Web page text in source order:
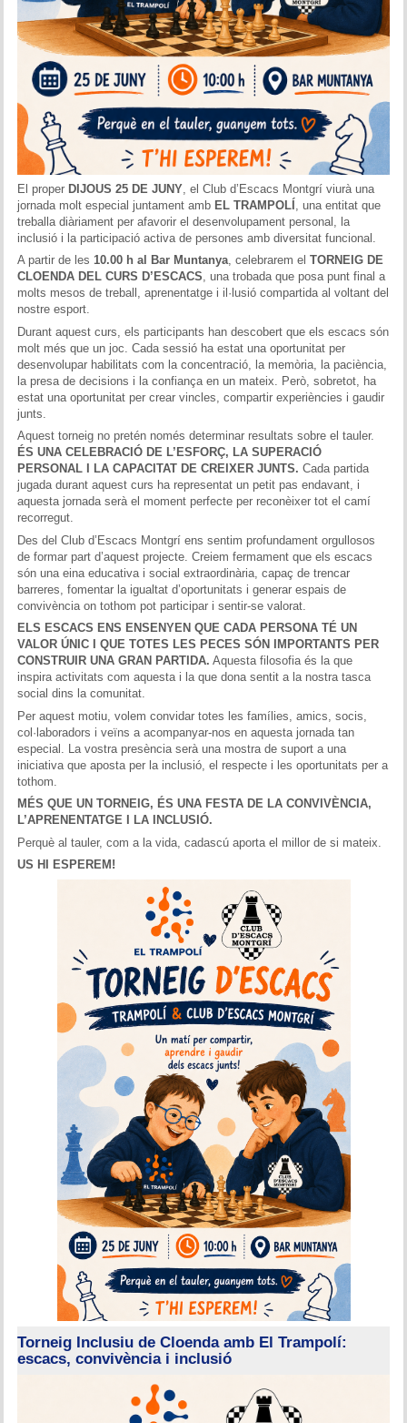
El proper DIJOUS 25 DE JUNY , el Club d’Escacs Montgrí viurà una
jornada molt especial juntament amb EL TRAMPOLÍ
, una entitat que
treballa diàriament per afavorir el desenvolupament personal, la
inclusió i la participació activa de persones amb diversitat funcional.
A partir de les 10.00 h al Bar Muntanya, celebrarem el TORNEIG DE
CLOENDA DEL CURS D’ESCACS, una trobada que posa punt final a
molts mesos de treball, aprenentatge i il·lusió compartida al voltant del
nostre esport.
Durant aquest curs, els participants han descobert que els escacs són
molt més que un joc. Cada sessió ha estat una oportunitat per
desenvolupar habilitats com la concentració, la memòria, la paciència,
la presa de decisions i la confiança en un mateix. Però, sobretot, ha
estat una oportunitat per crear vincles, compartir experiències i gaudir
junts.
Aquest torneig no pretén només determinar resultats sobre el tauler.
ÉS UNA CELEBRACIÓ DE L’ESFORÇ, LA SUPERACIÓ
PERSONAL I LA CAPACITAT DE CREIXER JUNTS. Cada partida
jugada durant aquest curs ha representat un petit pas endavant, i
aquesta jornada serà el moment perfecte per reconèixer tot el camí
recorregut.
Des del Club d’Escacs Montgrí ens sentim profundament orgullosos
de formar part d’aquest projecte. Creiem fermament que els escacs
són una eina educativa i social extraordinària, capaç de trencar
barreres, fomentar la igualtat d’oportunitats i generar espais de
convivència on tothom pot participar i sentir-se valorat.
ELS ESCACS ENS ENSENYEN QUE CADA PERSONA TÉ UN
VALOR ÚNIC I QUE TOTES LES PECES SÓN IMPORTANTS PER
CONSTRUIR UNA GRAN PARTIDA. Aquesta filosofia és la que
inspira activitats com aquesta i la que dona sentit a la nostra tasca
social dins la comunitat.
Per aquest motiu, volem convidar totes les famílies, amics, socis,
col·laboradors i veïns a acompanyar-nos en aquesta jornada tan
especial. La vostra presència serà una mostra de suport a una
iniciativa que aposta per la inclusió, el respecte i les oportunitats per a
tothom.
MÉS QUE UN TORNEIG, ÉS UNA FESTA DE LA CONVIVÈNCIA,
L’APRENENTATGE I LA INCLUSIÓ.
Perquè al tauler, com a la vida, cadascú aporta el millor de si mateix.
US HI ESPEREM!
Torneig Inclusiu de Cloenda amb El Trampolí:
escacs, convivència i inclusió